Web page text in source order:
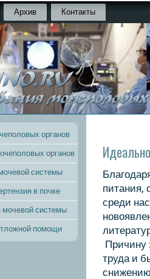
Архив Контакты
органов
органов
системы
в почке
мочевой системы
помощи
питания,
среди
Причину
труда и
снижению